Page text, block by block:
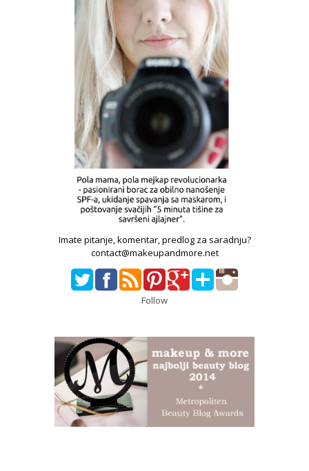
Imate pitanje, komentar, predlog za saradnju?
contact@makeupandmore.net
Follow